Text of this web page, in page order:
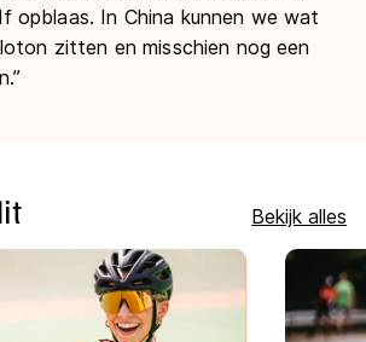
opblaas. In China kunnen we wat
zitten en misschien nog een
Bekijk alles